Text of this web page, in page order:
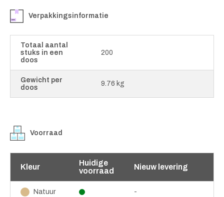
Verpakkingsinformatie
Totaal aantal
stuks in een
doos
200
Gewicht per
doos
9.76 kg
Voorraad
Kleur
Huidige
voorraad
Nieuw levering
Natuur -